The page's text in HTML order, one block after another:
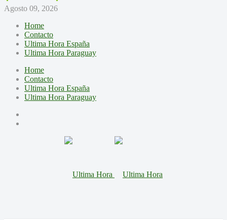
Agosto 09, 2026
Home
Contacto
Ultima Hora España
Ultima Hora Paraguay
Home
Contacto
Ultima Hora España
Ultima Hora Paraguay